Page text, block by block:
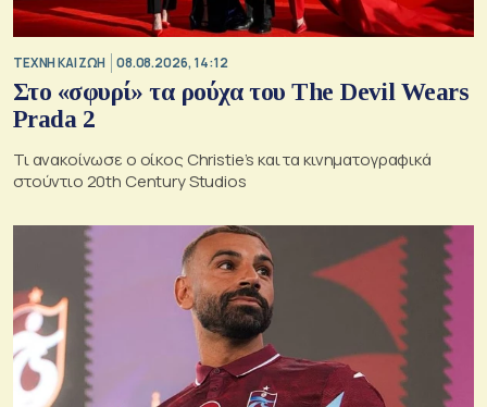
TΕΧΝΗ ΚΑΙ ΖΩΗ 08.08.2026, 14:12
Στο «σφυρί» τα ρούχα του The Devil Wears
Prada 2
Τι ανακοίνωσε ο οίκος Christie’s και τα κινηματογραφικά
στούντιο 20th Century Studios